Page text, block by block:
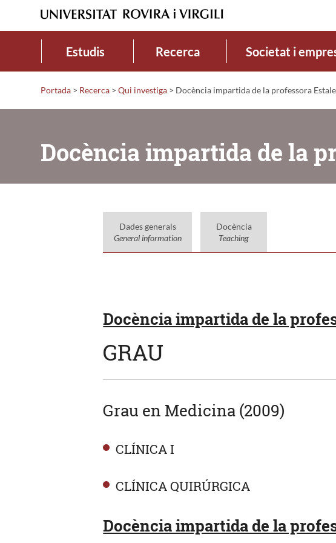
Estudis Recerca Societat i
Portada > Recerca > Qui investiga > Docència impartida de la professora
Docència impartida de la
Dades generals
General information
Docència
Teaching
Docència impartida de la
GRAU
Grau en Medicina (2009)
CLÍNICA I
CLÍNICA QUIRÚRGICA
Docència impartida de la